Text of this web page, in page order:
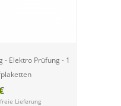
- Elektro Prüfung - 1
Lieferung